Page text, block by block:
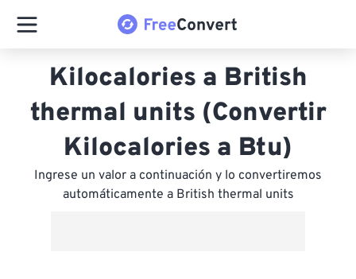
Kilocalories a British
thermal units (Convertir
Kilocalories a Btu)
Ingrese un valor a continuación y lo convertiremos
automáticamente a British thermal units